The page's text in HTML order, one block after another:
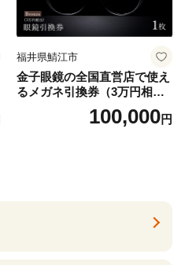
福井県鯖江市
金子眼鏡の全国直営店で使え
るメガネ引換券（3万円相
100,000円